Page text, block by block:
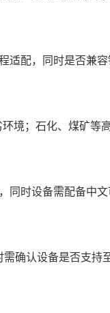
配，同时是否兼
境；石化、煤矿
时设备需配备中
确认设备是否支持